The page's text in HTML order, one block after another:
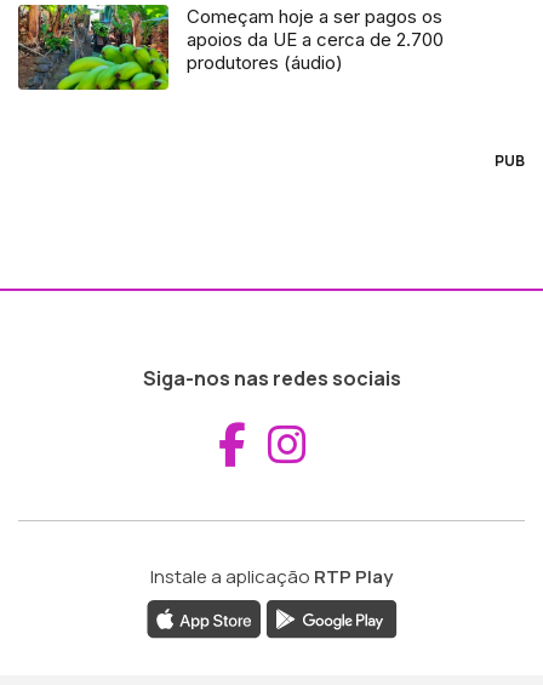
Começam hoje a ser pagos os
apoios da UE a cerca de 2.700
produtores (áudio)
PUB
Siga-nos nas redes sociais
Aceder ao
Instale a aplicação RTP Play